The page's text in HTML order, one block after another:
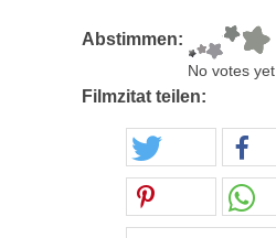
Abstimmen:
No votes yet
Filmzitat teilen: